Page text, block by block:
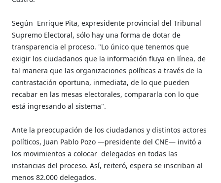
Según Enrique Pita,expresidente provincial del Tribunal
Supremo Electoral, sólo hay una forma de dotar de
transparencia el proceso. "Lo único que tenemos que
exigir los ciudadanos que la información fluya en línea, de
tal manera que las organizaciones políticas a través de la
contrastación oportuna, inmediata, de lo que pueden
recabar en las mesas electorales, compararla con lo que
está ingresando al sistema".
Ante la preocupación de los ciudadanos y distintos actores
políticos, Juan Pablo Pozo —presidente del CNE— invitó a
los movimientos a colocar delegados en todas las
instancias del proceso. Así, reiteró, espera se inscriban al
menos 82.000 delegados.